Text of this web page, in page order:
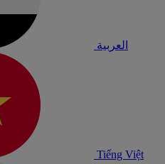
العربية
Tiếng Việt